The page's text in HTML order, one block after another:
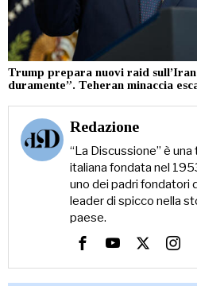
Trump prepara nuovi raid
duramente”. Teheran minaccia
Redazione
“La Discussione” è
italiana fondata nel
uno dei padri fondatori
leader di spicco nella
paese.